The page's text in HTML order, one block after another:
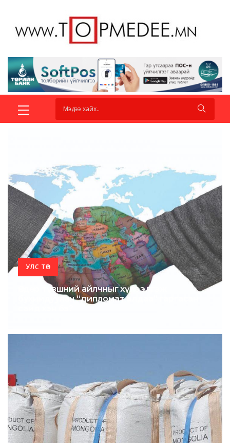
УЛС ТӨР
Өндөр түвшний айлчныг хүлээлгэж
бухимдуулан “дипломат алдаа” гаргасан